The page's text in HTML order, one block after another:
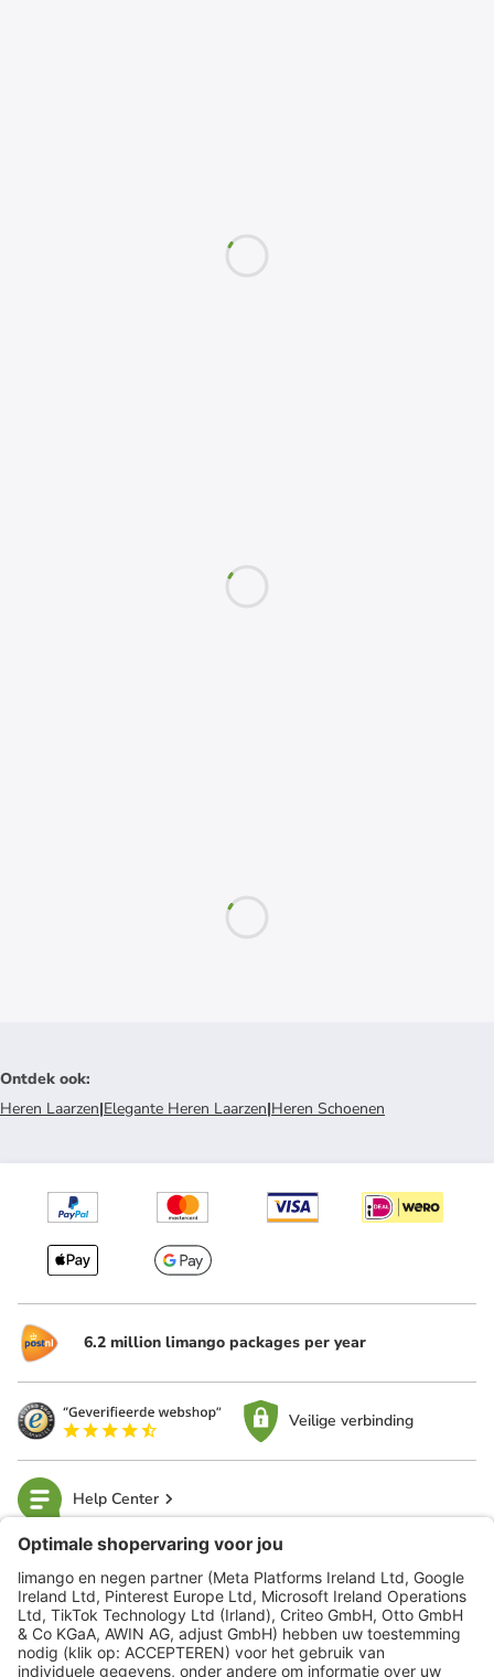
Ontdek ook:
Heren Laarzen|Elegante Heren Laarzen|Heren Schoenen
6.2 million limango packages per year
Veilige verbinding
Help Center
limango
Veilig winkelen